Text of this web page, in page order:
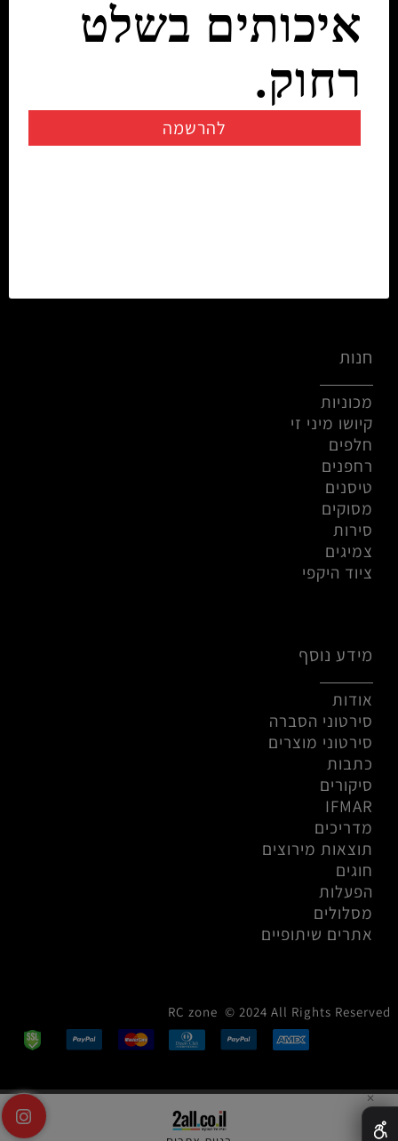
חנות
מכוניות
קיושו מיני זי
חלפים
רחפנים
טיסנים
מסוקים
סירות
צמיגים
ציוד היקפי
מידע נוסף
אודות
סירטוני הסברה
סירטוני מוצרים
כתבות
סיקורים
IFMAR
מדריכים
תוצאות מירוצים
חוגים
הפעלות
מסלולים
אתרים שיתופיים
RC zone © 2024 All Rights Reserved
איכותים בשלט
רחוק.
להרשמה
✕